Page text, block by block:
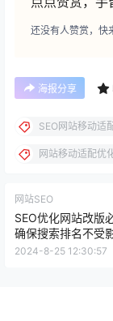
还没有人赞赏，快
海报分享
SEO网站移动适
网站移动适配优
网站SEO
SEO优化网站改版
确保搜索排名不受
2024-8-25 12:30:57